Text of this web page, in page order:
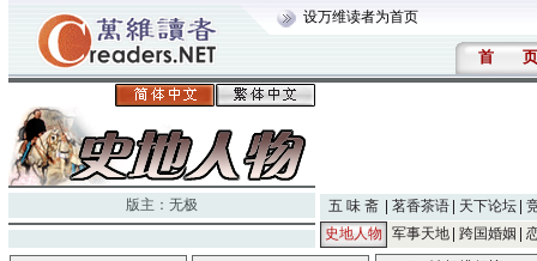
设万维读者为首页
首 页
版主： 无极 五 味 斋 茗香茶语 天下论坛
史地人物
军事天地 跨国婚姻